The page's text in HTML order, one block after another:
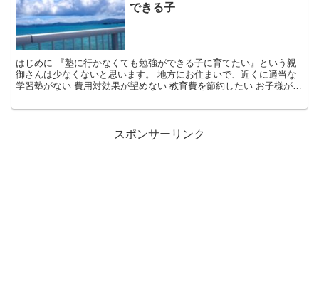
できる子
はじめに 『塾に行かなくても勉強ができる子に育てたい』という親
御さんは少なくないと思います。 地方にお住まいで、近くに適当な
学習塾がない 費用対効果が望めない 教育費を節約したい お子様が集
スポンサーリンク